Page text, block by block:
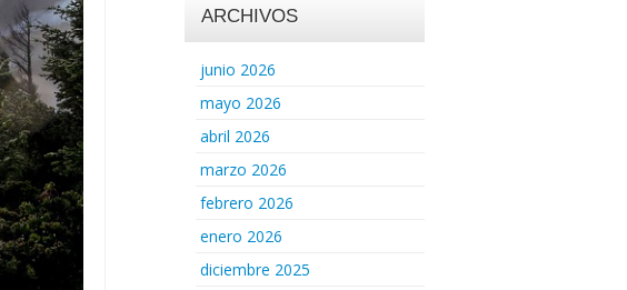
ARCHIVOS
junio 2026
mayo 2026
abril 2026
marzo 2026
febrero 2026
enero 2026
diciembre 2025